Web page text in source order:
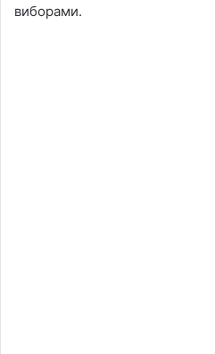
виборами.